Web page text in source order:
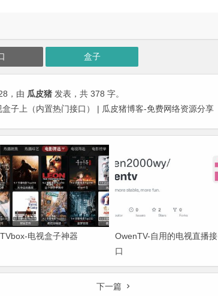
盒子
，由 瓜皮猪 发表，共 378 字。
子上（内置热门接口） | 瓜皮猪博客-免费网络资源分享
TVbox-电视盒子神器
OwenTV-自用的电视直播接
口
下一篇